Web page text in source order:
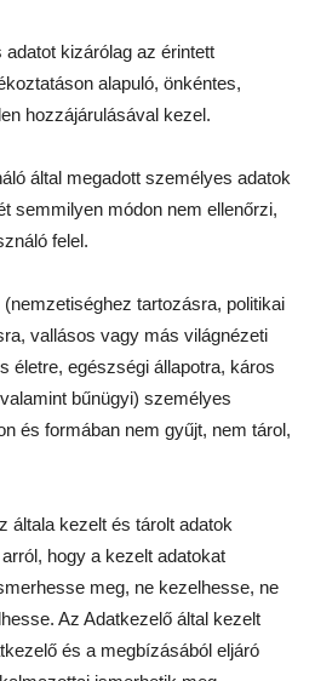
kizárólag az érintett
alapuló, önkéntes,
hozzájárulásával kezel.
által megadott személyes adatok
semmilyen módon nem ellenőrzi,
felel.
tartozásra, politikai
vallásos vagy más világnézeti
életre, egészségi állapotra, káros
bűnügyi) személyes
és formában nem gyűjt, nem tárol,
általa kezelt és tárolt adatok
hogy a kezelt adatokat
meg, ne kezelhesse, ne
Az Adatkezelő által kezelt
és a megbízásából eljáró